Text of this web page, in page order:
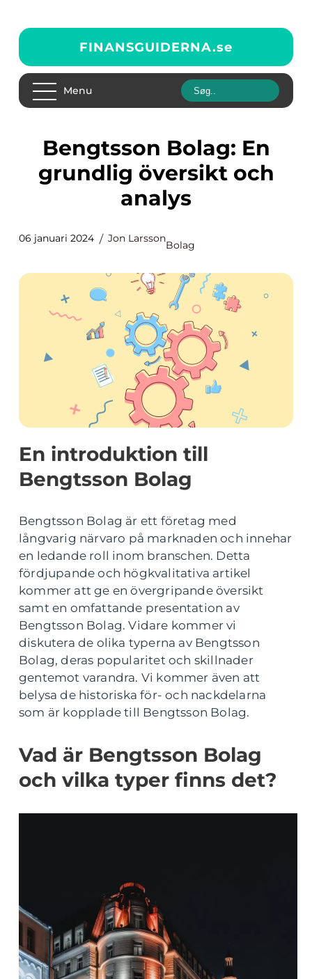
FINANSGUIDERNA.se
Menu
Bengtsson Bolag: En
grundlig översikt och
analys
06 januari 2024 Jon Larsson
Bolag
En introduktion till
Bengtsson Bolag
Bengtsson Bolag är ett företag med
långvarig närvaro på marknaden och innehar
en ledande roll inom branschen. Detta
fördjupande och högkvalitativa artikel
kommer att ge en övergripande översikt
samt en omfattande presentation av
Bengtsson Bolag. Vidare kommer vi
diskutera de olika typerna av Bengtsson
Bolag, deras popularitet och skillnader
gentemot varandra. Vi kommer även att
belysa de historiska för- och nackdelarna
som är kopplade till Bengtsson Bolag.
Vad är Bengtsson Bolag
och vilka typer finns det?